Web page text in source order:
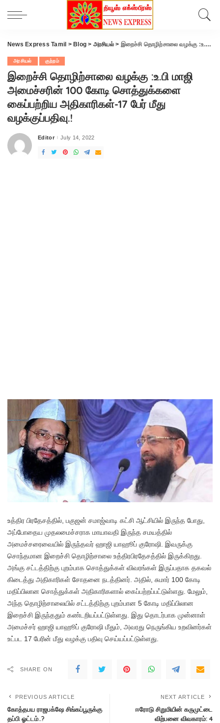
News Express Tamil > Blog > அரசியல்> இறைச்சி தொழிற்சாலை வழக்கு :உ.பி மாஜி அமைச்சரின் 100 கோடி சொத்துக்களை கைப்பற்றிய அதிகாரிகள்-17 பேர் மீது வழக்குப்பதிவு.!
அரசியல் குற்றம்
இறைச்சி தொழிற்சாலை வழக்கு :உ.பி மாஜி
அமைச்சரின் 100 கோடி சொத்துக்களை
கைப்பற்றிய அதிகாரிகள்-17 பேர் மீது
வழக்குப்பதிவு.!
Posted
Editor July 14, 2022
உத்திர பிரதேசத்தில், பகுஜன் சமாஜ்வாடி கட்சி ஆட்சியில் இருந்த போது,
அப்போதைய முதலமைச்சராக மாயாவதி இருந்த சமயத்தில்
அமைச்சரைவையில் இருந்தவர் ஹாஜி யாஹூப் குரோஷி. இவருக்கு
சொந்தமான இறைச்சி தொழிற்சாலை உத்திரபிரதேசத்தில் இருக்கிறது.
அங்கு சட்டத்திற்கு புறம்பாக சொத்துக்கள் விவரங்கள் இருப்பதாக தகவல்
கிடைத்து அதிகாரிகள் சோதனை நடத்தினர். அதில், சுமார் 100 கோடி
மதிப்பிலான சொத்துக்கள் அதிகாரிகளால் கைப்பற்றப்பட்டுள்ளது. மேலும்,
அந்த தொழிற்சாலையில் சட்டத்திற்கு புறம்பான 5 கோடி மதிப்பிலான
இறைச்சி இருந்ததும் கண்டறியப்பட்டுள்ளது. இது தொடர்பாக முன்னாள்
அமைச்சர் ஹாஜி யாஹூப் குரோஷி மீதும், அவரது நெருங்கிய உறவினர்கள்
உட்பட 17 பேரின் மீது வழக்கு பதிவு செய்யப்பட்டுள்ளது.
SHARE ON
PREVIOUS ARTICLE
கோத்தபய ராஜபக்ஷே சிங்கப்பூருக்கு
தப்பி ஓட்டம்..?
NEXT ARTICLE
ஈரோடு சிறுமியின் கருமுட்டை
விற்பனை விவகாரம்: 4